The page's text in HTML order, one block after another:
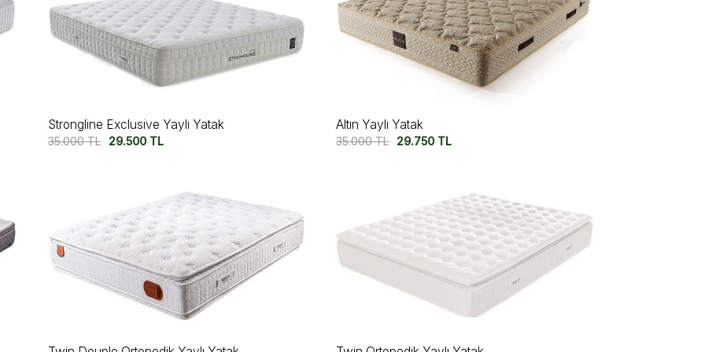
Strongline Exclusive Yaylı Yatak
35.000TL 29.500TL
Altın Yaylı Yatak
35.000TL 29.750 TL